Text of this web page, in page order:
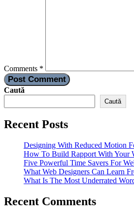
Comments *
Post Comment
Caută
Caută
Recent Posts
Designing With Reduced Motion
How To Build Rapport With Your
Five Powerful Time Savers For
What Web Designers Can Learn
What Is The Most Underrated
Recent Comments